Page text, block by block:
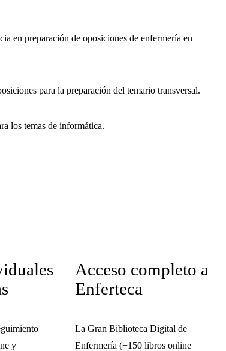
en preparación de oposiciones de enfermería en
para la preparación del temario transversal.
los temas de informática.
y
Acceso completo a
Enferteca
La Gran Biblioteca Digital de
Enfermería (+150 libros online